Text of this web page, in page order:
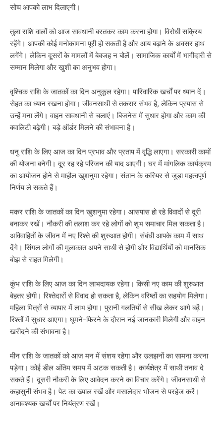
सोच आपको लाभ दिलाएगी।
तुला राशि वालों को आज सावधानी बरतकर काम करना होगा। विरोधी सक्रिय
रहेंगे। आपकी कोई मनोकामना पूरी हो सकती है और आय बढ़ाने के अवसर हाथ
लगेंगे। लेकिन दूसरों के मामलों में बेवजह न बोलें। सामाजिक कार्यों में भागीदारी से
सम्मान मिलेगा और खुशी का अनुभव होगा।
वृश्चिक राशि के जातकों का दिन अनुकूल रहेगा। पारिवारिक खर्चों पर ध्यान दें।
सेहत का ध्यान रखना होगा। जीवनसाथी से तकरार संभव है, लेकिन प्रयास से
उन्हें मना लेंगे। वाहन सावधानी से चलाएं। बिजनेस में सुधार होगा और काम की
क्वालिटी बढ़ेगी। बड़े ऑर्डर मिलने की संभावना है।
धनु राशि के लिए आज का दिन प्रभाव और प्रताप में वृद्धि लाएगा। सरकारी कामों
की योजना बनेगी। दूर रह रहे परिजन की याद आएगी। घर में मांगलिक कार्यक्रम
का आयोजन होने से माहौल खुशनुमा रहेगा। संतान के करियर से जुड़ा महत्वपूर्ण
निर्णय ले सकते हैं।
मकर राशि के जातकों का दिन खुशनुमा रहेगा। आसपास हो रहे विवादों से दूरी
बनाकर रखें। नौकरी की तलाश कर रहे लोगों को शुभ समाचार मिल सकता है।
अविवाहितों के जीवन में नए रिश्ते की शुरुआत होगी। संबंधी आपके काम में साथ
देंगे। सिंगल लोगों की मुलाकात अपने साथी से होगी और विद्यार्थियों को मानसिक
बोझ से राहत मिलेगी।
कुंभ राशि के लिए आज का दिन लाभदायक रहेगा। किसी नए काम की शुरुआत
बेहतर होगी। रिश्तेदारों से विवाद हो सकता है, लेकिन वरिष्ठों का सहयोग मिलेगा।
महिला मित्रों से व्यापार में लाभ होगा। पुरानी गलतियों से सीख लेकर आगे बढ़ें।
रिश्तों में सुधार आएगा। घूमने-फिरने के दौरान नई जानकारी मिलेगी और वाहन
खरीदने की संभावना है।
मीन राशि के जातकों को आज मन में संशय रहेगा और उलझनों का सामना करना
पड़ेगा। कोई डील अंतिम समय में अटक सकती है। कार्यक्षेत्र में साथी तनाव दे
सकते हैं। दूसरी नौकरी के लिए आवेदन करने का विचार करेंगे। जीवनसाथी से
कहासुनी संभव है। पेट का ख्याल रखें और मसालेदार भोजन से परहेज करें।
अनावश्यक खर्चों पर नियंत्रण रखें।